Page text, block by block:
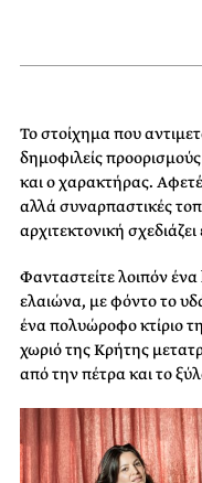
Το στοίχημα που
δημοφιλείς
και ο χαρακτήρας.
αλλά συναρπαστικές
αρχιτεκτονική
Φανταστείτε λοιπόν
ελαιώνα, με φόντο το
ένα πολυώροφο κτίριο
χωριό της Κρήτης
από την πέτρα και το